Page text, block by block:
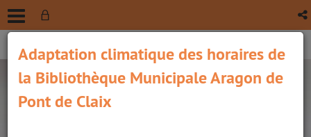
Adaptation climatique des horaires de
la Bibliothèque Municipale Aragon de
Pont de Claix